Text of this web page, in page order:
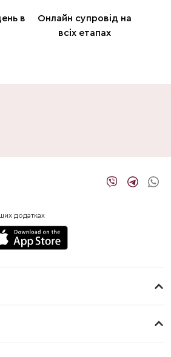
в
Онлайн супровід на
всіх етапах
додатках